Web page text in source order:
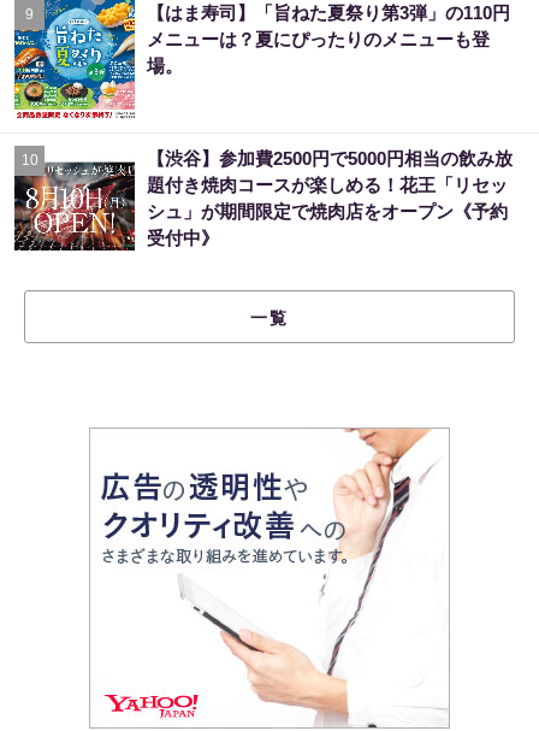
9
【はま寿司】「旨ねた夏祭り第3弾」の110円
メニューは？夏にぴったりのメニューも登
場。
10
【渋谷】参加費2500円で5000円相当の飲み放
題付き焼肉コースが楽しめる！花王「リセッ
シュ」が期間限定で焼肉店をオープン《予約
受付中》
一覧